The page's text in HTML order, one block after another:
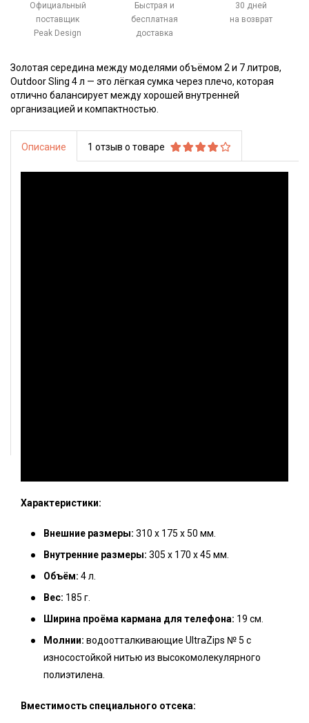
Официальный
поставщик
Peak Design
Быстрая и
бесплатная
доставка
30 дней
на возврат
Золотая середина между моделями объёмом 2 и 7 литров,
Outdoor Sling 4 л — это лёгкая сумка через плечо, которая
отлично балансирует между хорошей внутренней
организацией и компактностью.
Описание 1 отзыв о товаре
Характеристики:
Внешние размеры: 310 х 175 х 50 мм.
Внутренние размеры: 305 х 170 х 45 мм.
Объём: 4 л.
Вес: 185 г.
Ширина проёма кармана для телефона: 19 см.
Молнии: водоотталкивающие UltraZips № 5 с
износостойкой нитью из высокомолекулярного
полиэтилена.
Вместимость специального отсека: